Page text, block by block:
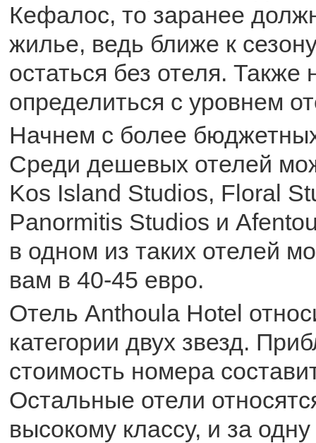
Кефалос, то заранее
жилье, ведь ближе к
остаться без отеля. Также
определиться с уровнем
Начнем с более
Среди дешевых отелей
Kos Island Studios, Floral
Panormitis Studios и
в одном из таких отелей
вам в 40-45 евро.
Отель Anthoula Hotel
категории двух звезд.
стоимость номера
Остальные отели
высокому классу, и за